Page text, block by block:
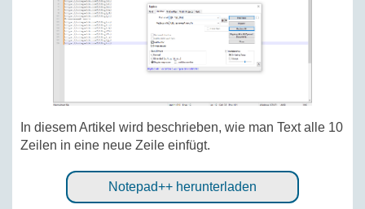
In diesem Artikel wird beschrieben, wie man Text alle 10
Zeilen in eine neue Zeile einfügt.
Notepad++ herunterladen